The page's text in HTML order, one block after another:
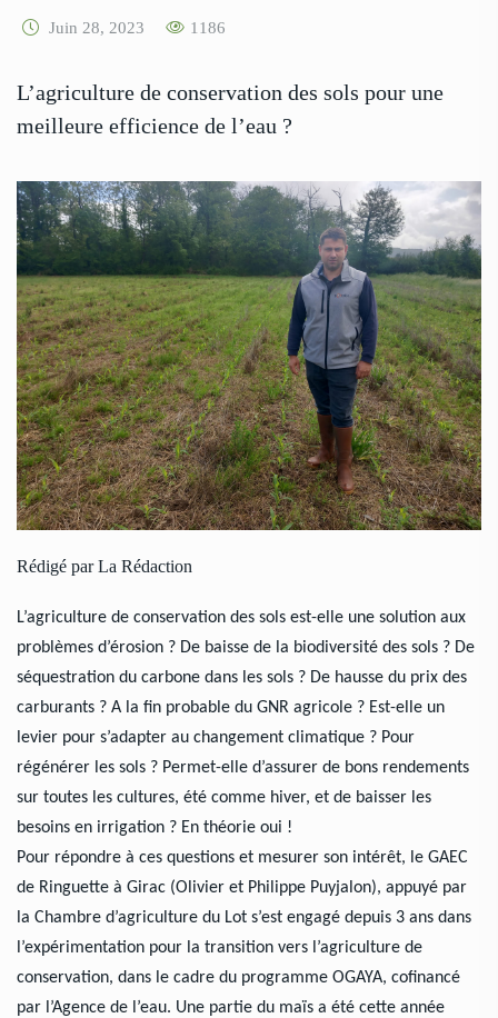
Juin 28, 2023 1186
L’agriculture de conservation des sols pour une
meilleure efficience de l’eau ?
Rédigé par La Rédaction
L’agriculture de conservation des sols est-elle une solution aux
problèmes d’érosion ? De baisse de la biodiversité des sols ? De
séquestration du carbone dans les sols ? De hausse du prix des
carburants ? A la fin probable du GNR agricole ? Est-elle un
levier pour s’adapter au changement climatique ? Pour
régénérer les sols ? Permet-elle d’assurer de bons rendements
sur toutes les cultures, été comme hiver, et de baisser les
besoins en irrigation ? En théorie oui !
Pour répondre à ces questions et mesurer son intérêt, le GAEC
de Ringuette à Girac (Olivier et Philippe Puyjalon), appuyé par
la Chambre d’agriculture du Lot s’est engagé depuis 3 ans dans
l’expérimentation pour la transition vers l’agriculture de
conservation, dans le cadre du programme OGAYA, cofinancé
par l’Agence de l’eau. Une partie du maïs a été cette année